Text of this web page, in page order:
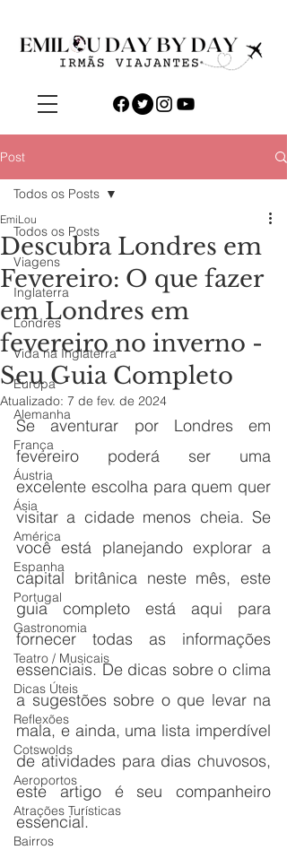
Post
Todos os Posts
Viagens
Inglaterra
Londres
Vida na Inglaterra
Europa
Alemanha
França
Áustria
Ásia
América
Espanha
Portugal
Gastronomia
Teatro / Musicais
Dicas Úteis
Reflexões
Cotswolds
Aeroportos
Atrações Turísticas
Bairros
Todos os Posts
Descubra Londres em
Fevereiro: O que fazer
em Londres em
fevereiro no inverno -
Seu Guia Completo
EmiLou
Atualizado: 7 de fev. de 2024
Se aventurar por Londres em
fevereiro poderá ser uma
excelente escolha para quem quer
visitar a cidade menos cheia. Se
você está planejando explorar a
capital britânica neste mês, este
guia completo está aqui para
fornecer todas as informações
essenciais. De dicas sobre o clima
a sugestões sobre o que levar na
mala, e ainda, uma lista imperdível
de atividades para dias chuvosos,
este artigo é seu companheiro
essencial.